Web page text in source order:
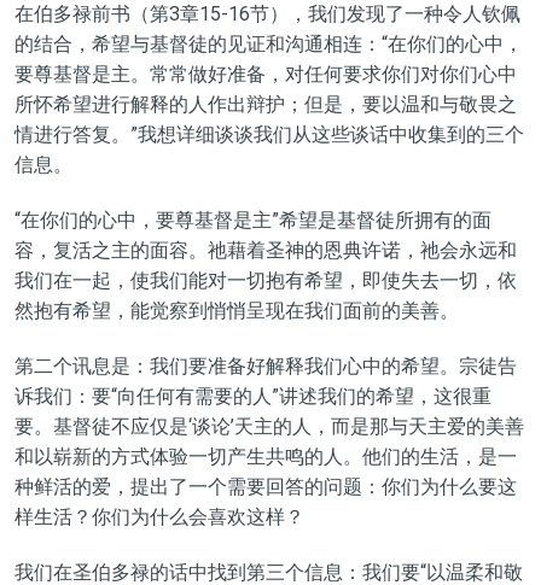
在伯多禄前书（第3章15-16节），我们发现了一种令人钦佩
的结合，希望与基督徒的见证和沟通相连：“在你们的心中，
要尊基督是主。常常做好准备，对任何要求你们对你们心中
所怀希望进行解释的人作出辩护；但是，要以温和与敬畏之
情进行答复。”我想详细谈谈我们从这些谈话中收集到的三个
信息。
“在你们的心中，要尊基督是主”希望是基督徒所拥有的面
容，复活之主的面容。祂藉着圣神的恩典许诺，祂会永远和
我们在一起，使我们能对一切抱有希望，即使失去一切，依
然抱有希望，能觉察到悄悄呈现在我们面前的美善。
第二个讯息是：我们要准备好解释我们心中的希望。宗徒告
诉我们：要“向任何有需要的人”讲述我们的希望，这很重
要。基督徒不应仅是‘谈论’天主的人，而是那与天主爱的美善
和以崭新的方式体验一切产生共鸣的人。他们的生活，是一
种鲜活的爱，提出了一个需要回答的问题：你们为什么要这
样生活？你们为什么会喜欢这样？
我们在圣伯多禄的话中找到第三个信息：我们要“以温柔和敬